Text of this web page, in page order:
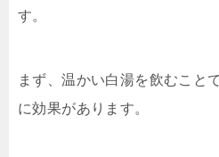
す。
まず、温かい白湯を飲むこと
に効果があります。